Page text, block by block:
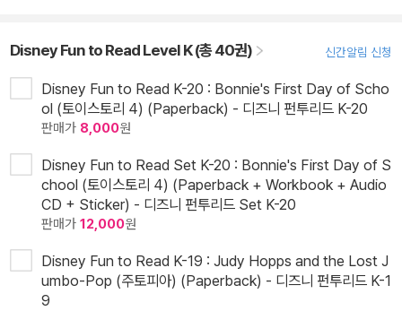
Disney Fun to Read Level K (총 40권) 신간알림 신청
Disney Fun to Read K-20 : Bonnie's First Day of Scho
ol (토이스토리 4) (Paperback) - 디즈니 펀투리드 K-20
판매가 8,000원
Disney Fun to Read Set K-20 : Bonnie's First Day of S
chool (토이스토리 4) (Paperback + Workbook + Audio
CD + Sticker) - 디즈니 펀투리드 Set K-20
판매가 12,000원
Disney Fun to Read K-19 : Judy Hopps and the Lost J
umbo-Pop (주토피아) (Paperback) - 디즈니 펀투리드 K-1
9